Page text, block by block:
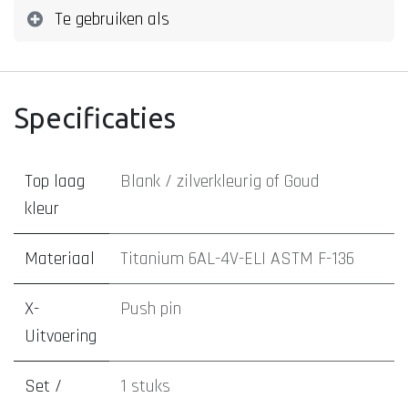
Te gebruiken als
Specificaties
Top laag
kleur
Blank / zilverkleurig of Goud
Materiaal Titanium 6AL-4V-ELI ASTM F-136
X-
Uitvoering
Push pin
Set / 1 stuks